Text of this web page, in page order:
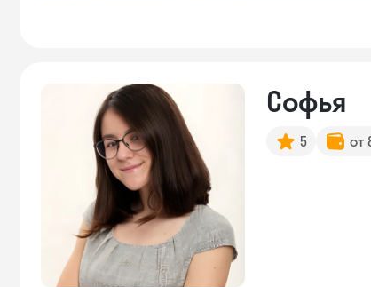
Софья
5 от